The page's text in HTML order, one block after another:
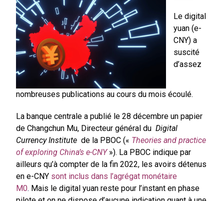
Le digital
yuan (e-
CNY) a
suscité
d’assez
nombreuses publications au cours du mois écoulé.
La banque centrale a publié le 28 décembre un papier
de Changchun Mu, Directeur général duDigital
Currency Institute de la PBOC (« Theories and practice
of exploring China’s e-CNY »). La PBOC indique par
ailleurs qu’à compter de la fin 2022, les avoirs détenus
en e-CNY sont inclus dans l’agrégat monétaire
M0. Mais le digital yuan reste pour l’instant en phase